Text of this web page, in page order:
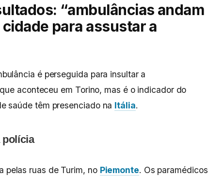
“ambulâncias andam
para assustar a
é perseguida para insultar a
aconteceu em Torino, mas é o indicador do
saúde têm presenciado na Itália.
polícia
pelas ruas de Turim, no Piemonte. Os paramédicos